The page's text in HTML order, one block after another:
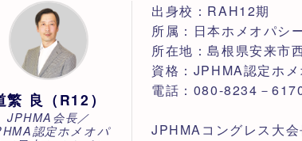
繁 良（R12）
JPHMA会長／
認定ホメオパ
出身校：RAH12期
所属：日本ホメオパシ
所在地：島根県安来市
資格：JPHMA認定ホ
電話：080-8234－
JPHMAコングレス大会